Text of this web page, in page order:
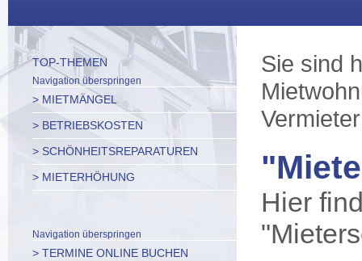
TOP-THEMEN
Navigation überspringen
> MIETMÄNGEL
> BETRIEBSKOSTEN
> SCHÖNHEITSREPARATUREN
> MIETERHÖHUNG
Navigation überspringen
> TERMINE ONLINE BUCHEN
Sie sind
Hier